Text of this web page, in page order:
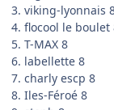
3. viking-lyonnais
4. flocool le boulet
5. T-MAX 8
6. labellette 8
7. charly escp 8
8. Iles-Féroé 8